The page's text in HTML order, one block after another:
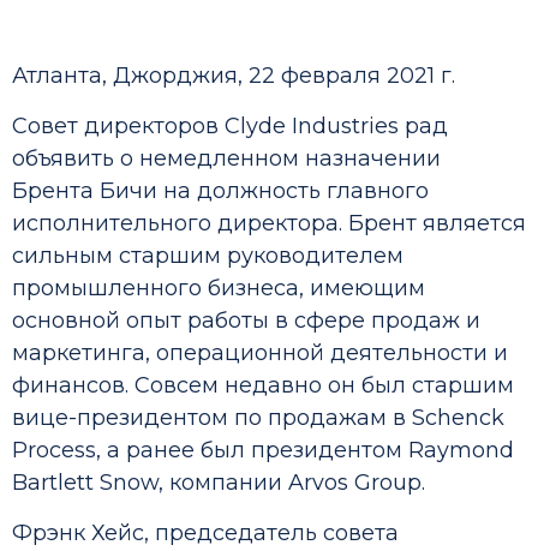
Атланта, Джорджия, 22 февраля 2021 г.
Совет директоров Clyde Industries рад
объявить о немедленном назначении
Брента Бичи на должность главного
исполнительного директора. Брент является
сильным старшим руководителем
промышленного бизнеса, имеющим
основной опыт работы в сфере продаж и
маркетинга, операционной деятельности и
финансов. Совсем недавно он был старшим
вице-президентом по продажам в Schenck
Process, а ранее был президентом Raymond
Bartlett Snow, компании Arvos Group.
Фрэнк Хейс, председатель совета